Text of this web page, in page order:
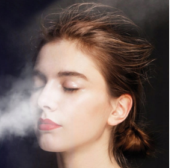
автомобильной акустики
для генераторов
управления
вентустановок
телевизоров
лампы